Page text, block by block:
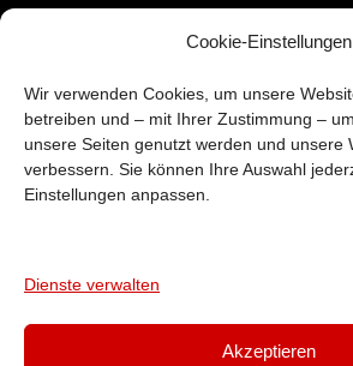
Cookie-Einstellungen
Wir verwenden Cookies, um unsere
betreiben und – mit Ihrer Zustimmung –
unsere Seiten genutzt werden und unsere
verbessern. Sie können Ihre Auswahl
Einstellungen anpassen.
Dienste verwalten
Akzeptieren
KONTAKT
INFORMATIONEN
Tel :
079 384 88 11
Web :autoankauf-total.ch
Adresse : 6020 Emmen LU,
Hilfe & Ratgeber
Häufige Fragen